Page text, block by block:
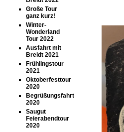
Große Tour
ganz kurz!
Winter-
Wonderland
Tour 2022
Ausfahrt mit
Breidt 2021
Frühlingstour
2021
Oktoberfesttour
2020
Begrüßungsfahrt
2020
Saugut
Feierabendtour
2020